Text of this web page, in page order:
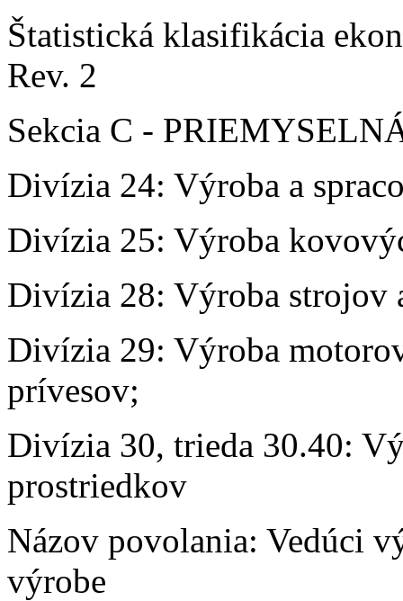
Štatistická klasifikácia
Rev. 2
Sekcia C -
Divízia 24: Výroba a
Divízia 25: Výroba
Divízia 28: Výroba strojov
Divízia 29: Výroba
prívesov;
Divízia 30, trieda 30.40:
prostriedkov
Názov povolania: Vedúci
výrobe